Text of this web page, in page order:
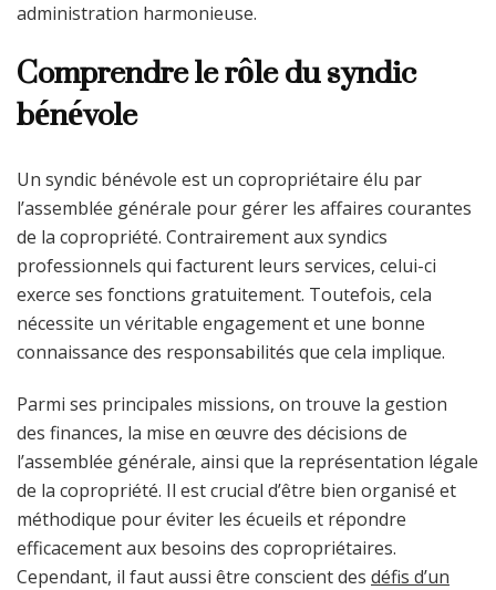
administration harmonieuse.
Comprendre le rôle du syndic
bénévole
Un syndic bénévole est un copropriétaire élu par
l’assemblée générale pour gérer les affaires courantes
de la copropriété. Contrairement aux syndics
professionnels qui facturent leurs services, celui-ci
exerce ses fonctions gratuitement. Toutefois, cela
nécessite un véritable engagement et une bonne
connaissance des responsabilités que cela implique.
Parmi ses principales missions, on trouve la gestion
des finances, la mise en œuvre des décisions de
l’assemblée générale, ainsi que la représentation légale
de la copropriété. Il est crucial d’être bien organisé et
méthodique pour éviter les écueils et répondre
efficacement aux besoins des copropriétaires.
Cependant, il faut aussi être conscient des défis d’un